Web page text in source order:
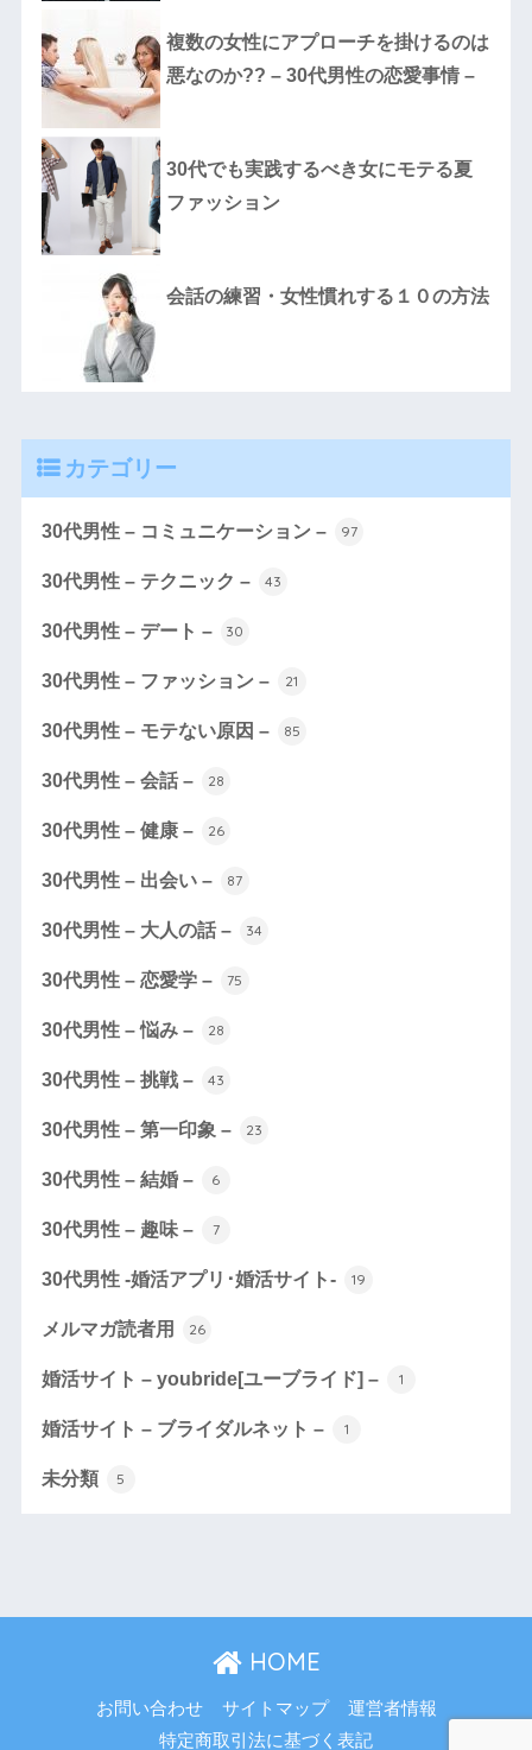
複数の女性にアプローチを掛けるのは
悪なのか?? – 30代男性の恋愛事情 –
30代でも実践するべき女にモテる夏
ファッション
会話の練習・女性慣れする１０の方法
カテゴリー
30代男性 – コミュニケーション – 97
30代男性 – テクニック – 43
30代男性 – デート – 30
30代男性 – ファッション – 21
30代男性 – モテない原因 – 85
30代男性 – 会話 – 28
30代男性 – 健康 – 26
30代男性 – 出会い – 87
30代男性 – 大人の話 – 34
30代男性 – 恋愛学 – 75
30代男性 – 悩み – 28
30代男性 – 挑戦 – 43
30代男性 – 第一印象 – 23
30代男性 – 結婚 – 6
30代男性 – 趣味 – 7
30代男性 -婚活アプリ･婚活サイト- 19
メルマガ読者用 26
婚活サイト – youbride[ユーブライド] – 1
婚活サイト – ブライダルネット – 1
未分類 5
HOME
お問い合わせ サイトマップ
運営者情報
特定商取引法に基づく表記